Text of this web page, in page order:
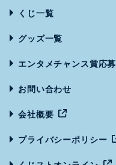
くじ一覧
グッズ一覧
エンタメチャンス賞応募
お問い合わせ
会社概要
プライバシーポリシー